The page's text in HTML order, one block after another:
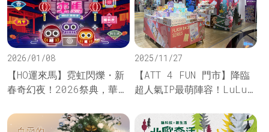
2026/01/08
【HO運來馬】霓虹閃爍・新
春奇幻夜！2026祭典，華麗
2025/11/27
【ATT 4 FUN 門市】降臨
超人氣IP最萌陣容！LuLu
CHRISTMAS!